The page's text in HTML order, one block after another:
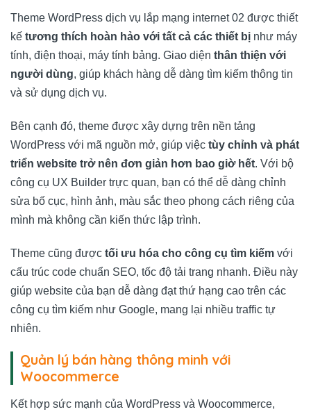
Theme WordPress dịch vụ lắp mạng internet 02 được thiết
kế tương thích hoàn hảo với tất cả các thiết bị như máy
tính, điện thoại, máy tính bảng. Giao diện thân thiện với
người dùng, giúp khách hàng dễ dàng tìm kiếm thông tin
và sử dụng dịch vụ.
Bên cạnh đó, theme được xây dựng trên nền tảng
WordPress với mã nguồn mở, giúp việc tùy chỉnh và phát
triển website trở nên đơn giản hơn bao giờ hết. Với bộ
công cụ UX Builder trực quan, bạn có thể dễ dàng chỉnh
sửa bố cục, hình ảnh, màu sắc theo phong cách riêng của
mình mà không cần kiến thức lập trình.
Theme cũng được tối ưu hóa cho công cụ tìm kiếm với
cấu trúc code chuẩn SEO, tốc độ tải trang nhanh. Điều này
giúp website của bạn dễ dàng đạt thứ hạng cao trên các
công cụ tìm kiếm như Google, mang lại nhiều traffic tự
nhiên.
Quản lý bán hàng thông minh với
Woocommerce
Kết hợp sức mạnh của WordPress và Woocommerce,